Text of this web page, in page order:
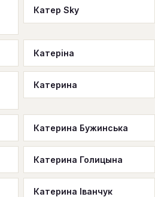
Катер Sky
Катерiна
Катерина
Катерина Бужинська
Катерина Голицына
Катерина Іванчук